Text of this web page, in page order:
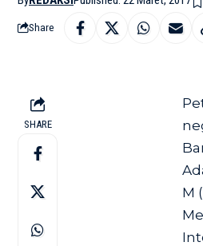
Share
SHARE
M